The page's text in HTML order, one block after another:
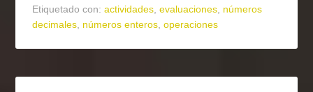
Etiquetado con:actividades ,evaluaciones números
decimales números enteros ,operaciones